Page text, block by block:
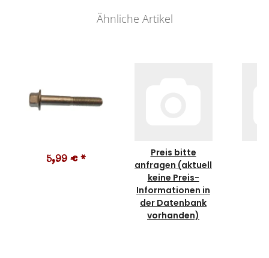
Ähnliche Artikel
5,99 € *
Preis bitte
anfragen (aktuell
keine Preis-
Informationen in
der Datenbank
vorhanden)